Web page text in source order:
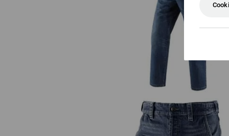
e.s. Worker-Jeans